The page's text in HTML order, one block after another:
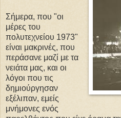
Σήμερα, που "οι
μέρες του
πολυτεχνείου 1973"
είναι μακρινές, που
περάσανε μαζί με τα
νειάτα μας, και οι
λόγοι που τις
δημιούργησαν
εξέλιπαν, εμείς
μνήμονες ενός